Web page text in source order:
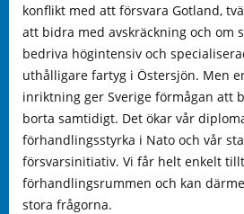
konflikt med att försvara Gotland,
att bidra med avskräckning och om
bedriva högintensiv och
uthålligare fartyg i Östersjön. Men
inriktning ger Sverige förmågan att
borta samtidigt. Det ökar vår
förhandlingsstyrka i Nato och vår
försvarsinitiativ. Vi får helt enkelt
förhandlingsrummen och kan
stora frågorna.